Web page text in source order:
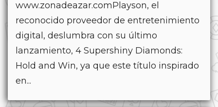
www.zonadeazar.comPlayson, el
reconocido proveedor de entretenimiento
digital, deslumbra con su último
lanzamiento, 4 Supershiny Diamonds:
Hold and Win, ya que este título inspirado
en...